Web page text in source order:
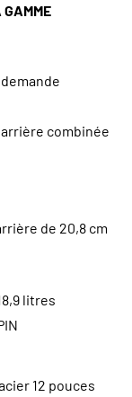
combinée
de 20,8 cm
litres
12 pouces